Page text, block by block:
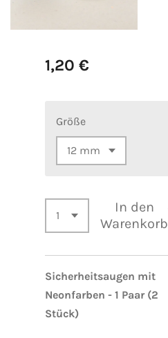
1,20 €
Größe
In den
Warenkorb
Sicherheitsaugen mit
Neonfarben - 1 Paar (2
Stück)